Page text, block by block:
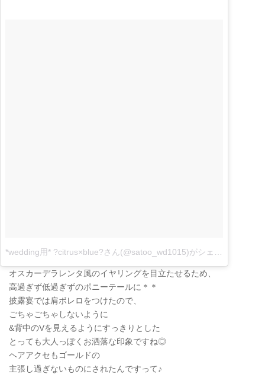
オスカーデラレンタ風のイヤリングを目立たせるため、
高過ぎず低過ぎずのポニーテールに＊＊
披露宴では肩ボレロをつけたので、
ごちゃごちゃしないように
&背中のVを見えるようにすっきりとした
とっても大人っぽくお洒落な印象ですね◎
ヘアアクセもゴールドの
主張し過ぎないものにされたんですって♪